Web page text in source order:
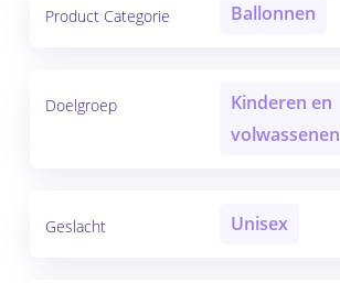
Product Categorie Ballonnen
Doelgroep
Kinderen en
volwassenen
Geslacht Unisex